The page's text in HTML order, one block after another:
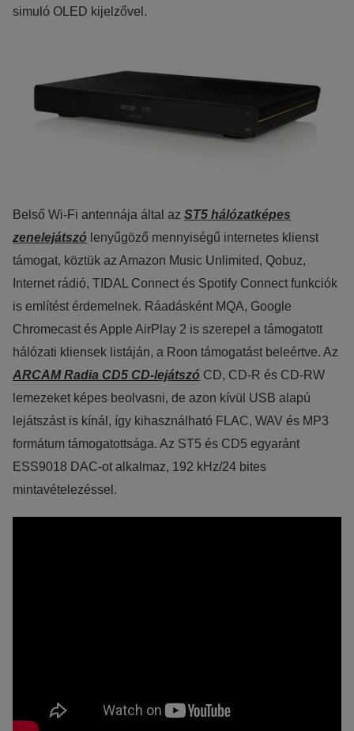
simuló OLED kijelzővel.
Belső Wi-Fi antennája által az ST5 hálózatképes
zenelejátszó lenyűgöző mennyiségű internetes klienst
támogat, köztük az Amazon Music Unlimited, Qobuz,
Internet rádió, TIDAL Connect és Spotify Connect funkciók
is említést érdemelnek. Ráadásként MQA, Google
Chromecast és Apple AirPlay 2 is szerepel a támogatott
hálózati kliensek listáján, a Roon támogatást beleértve. Az
ARCAM Radia CD5 CD-lejátszó CD, CD-R és CD-RW
lemezeket képes beolvasni, de azon kívül USB alapú
lejátszást is kínál, így kihasználható FLAC, WAV és MP3
formátum támogatottsága. Az ST5 és CD5 egyaránt
ESS9018 DAC-ot alkalmaz, 192 kHz/24 bites
mintavételezéssel.